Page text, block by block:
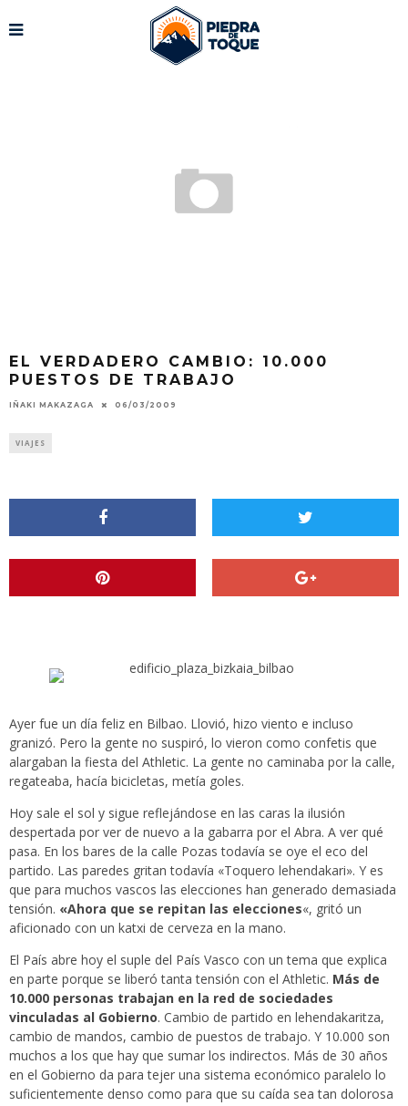
EL VERDADERO CAMBIO: 10.000
PUESTOS DE TRABAJO
IÑAKI MAKAZAGA 06/03/2009
VIAJES
Ayer fue un día feliz en Bilbao. Llovió, hizo viento e incluso
granizó. Pero la gente no suspiró, lo vieron como confetis que
alargaban la fiesta del Athletic. La gente no caminaba por la calle,
regateaba, hacía bicicletas, metía goles.
Hoy sale el sol y sigue reflejándose en las caras la ilusión
despertada por ver de nuevo a la gabarra por el Abra. A ver qué
pasa. En los bares de la calle Pozas todavía se oye el eco del
partido. Las paredes gritan todavía «Toquero lehendakari». Y es
que para muchos vascos las elecciones han generado demasiada
tensión. «Ahora que se repitan las elecciones«, gritó un
aficionado con un katxi de cerveza en la mano.
El País abre hoy el suple del País Vasco con un tema que explica
en parte porque se liberó tanta tensión con el Athletic. Más de
10.000 personas trabajan en la red de sociedades
vinculadas al Gobierno. Cambio de partido en lehendakaritza,
cambio de mandos, cambio de puestos de trabajo. Y 10.000 son
muchos a los que hay que sumar los indirectos. Más de 30 años
en el Gobierno da para tejer una sistema económico paralelo lo
suficientemente denso como para que su caída sea tan dolorosa